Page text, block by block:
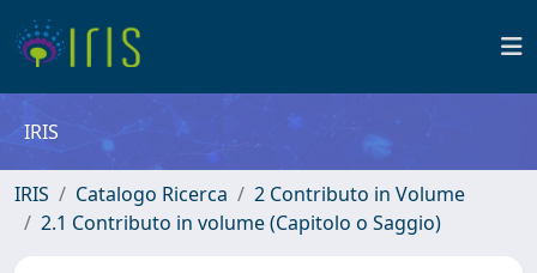
IRIS
IRIS Catalogo Ricerca
2 Contributo in Volume
2.1 Contributo in volume (Capitolo o Saggio)